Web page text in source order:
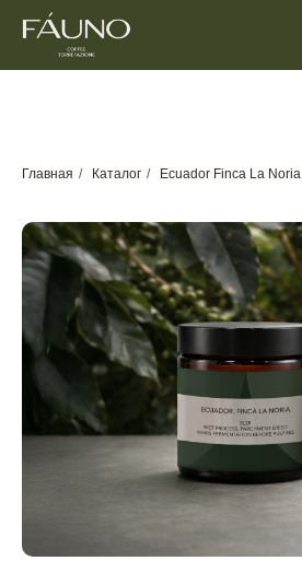
Главная / Каталог / Ecuador Finca La Noria